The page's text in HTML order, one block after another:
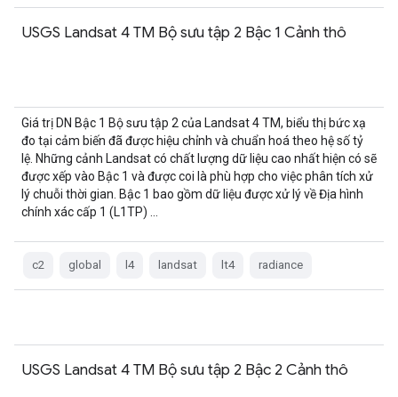
USGS Landsat 4 TM Bộ sưu tập 2 Bậc 1 Cảnh thô
Giá trị DN Bậc 1 Bộ sưu tập 2 của Landsat 4 TM, biểu thị bức xạ
đo tại cảm biến đã được hiệu chỉnh và chuẩn hoá theo hệ số tỷ
lệ. Những cảnh Landsat có chất lượng dữ liệu cao nhất hiện có sẽ
được xếp vào Bậc 1 và được coi là phù hợp cho việc phân tích xử
lý chuỗi thời gian. Bậc 1 bao gồm dữ liệu được xử lý về Địa hình
chính xác cấp 1 (L1TP) …
c2 global l4 landsat lt4 radiance
USGS Landsat 4 TM Bộ sưu tập 2 Bậc 2 Cảnh thô